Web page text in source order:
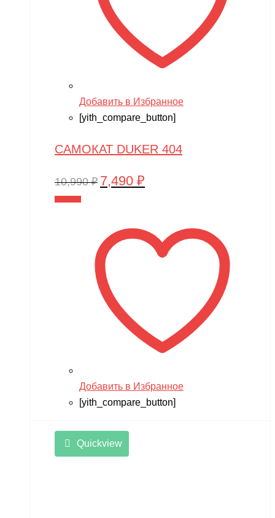
Добавить в Избранное
[yith_compare_button]
САМОКАТ DUKER 404
10,990₽ Первоначальная
10,990 ₽.
7,490 ₽
Добавить в Избранное
[yith_compare_button]
Quickview